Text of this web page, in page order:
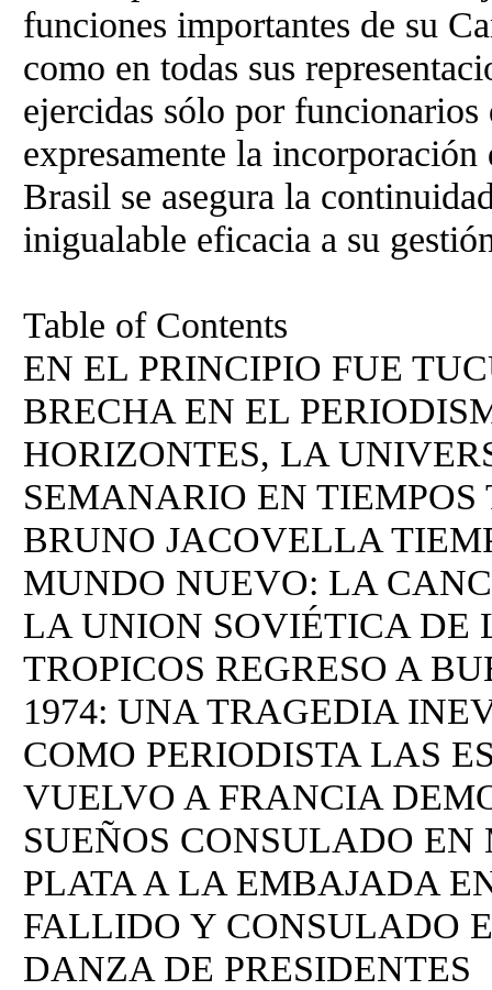
funciones importantes de su
como en todas sus
ejercidas sólo por
expresamente la
Brasil se asegura la
inigualable eficacia a su
Table of Contents
EN EL PRINCIPIO FUE
BRECHA EN EL
HORIZONTES, LA
SEMANARIO EN
BRUNO JACOVELLA
MUNDO NUEVO: LA
LA UNION SOVIÉTICA DE
TROPICOS REGRESO A
1974: UNA TRAGEDIA
COMO PERIODISTA LAS
VUELVO A FRANCIA
SUEÑOS CONSULADO
PLATA A LA EMBAJADA
FALLIDO Y CONSULADO
DANZA DE PRESIDENTES